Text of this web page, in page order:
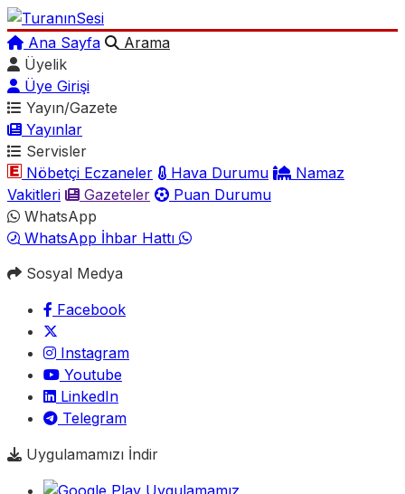
Ana Sayfa
Arama
Üyelik
Üye Girişi
Yayın/Gazete
Yayınlar
Servisler
Nöbetçi Eczaneler
Hava Durumu
Namaz
Vakitleri
Gazeteler
Puan Durumu
WhatsApp
WhatsApp İhbar Hattı
Sosyal Medya
Facebook
Instagram
Youtube
LinkedIn
Telegram
Uygulamamızı İndir